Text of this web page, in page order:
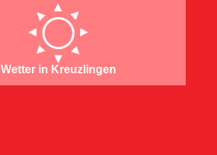
Wetter in Kreuzlingen